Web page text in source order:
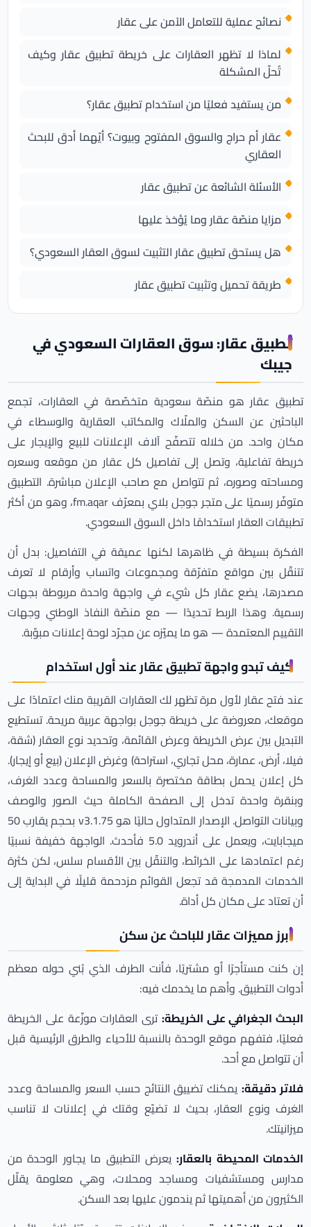
نصائح عملية للتعامل الآمن على عقار
لماذا لا تظهر العقارات على خريطة تطبيق عقار وكيف
تُحلّ المشكلة
من يستفيد فعليًا من استخدام تطبيق عقار؟
عقار أم حراج والسوق المفتوح وبيوت؟ أيّهما أدق للبحث
العقاري
الأسئلة الشائعة عن تطبيق عقار
مزايا منصّة عقار وما يُؤخذ عليها
هل يستحق تطبيق عقار التثبيت لسوق العقار السعودي؟
طريقة تحميل وتثبيت تطبيق عقار
تطبيق عقار: سوق العقارات السعودي في
جيبك
تطبيق عقار هو منصّة سعودية متخصّصة في العقارات، تجمع
الباحثين عن السكن والملّاك والمكاتب العقارية والوسطاء في
مكان واحد. من خلاله تتصفّح آلاف الإعلانات للبيع والإيجار على
خريطة تفاعلية، وتصل إلى تفاصيل كل عقار من موقعه وسعره
ومساحته وصوره، ثم تتواصل مع صاحب الإعلان مباشرة. التطبيق
متوفّر رسميًا على متجر جوجل بلاي بمعرّفfm.aqar، وهو من أكثر
تطبيقات العقار استخدامًا داخل السوق السعودي.
الفكرة بسيطة في ظاهرها لكنها عميقة في التفاصيل: بدل أن
تتنقّل بين مواقع متفرّقة ومجموعات واتساب وأرقام لا تعرف
مصدرها، يضع عقار كل شيء في واجهة واحدة مربوطة بجهات
رسمية. وهذا الربط تحديدًا — مع منصّة النفاذ الوطني وجهات
التقييم المعتمدة — هو ما يميّزه عن مجرّد لوحة إعلانات مبوّبة.
كيف تبدو واجهة تطبيق عقار عند أول استخدام
عند فتح عقار لأول مرة تظهر لك العقارات القريبة منك اعتمادًا على
موقعك، معروضة على خريطة جوجل بواجهة عربية مريحة. تستطيع
التبديل بين عرض الخريطة وعرض القائمة، وتحديد نوع العقار (شقة،
فيلا، أرض، عمارة، محل تجاري، استراحة) وغرض الإعلان (بيع أو إيجار).
كل إعلان يحمل بطاقة مختصرة بالسعر والمساحة وعدد الغرف،
وبنقرة واحدة تدخل إلى الصفحة الكاملة حيث الصور والوصف
وبيانات التواصل. الإصدار المتداول حاليًا هو v3.1.75 بحجم يقارب 50
ميجابايت، ويعمل على أندرويد 5.0 فأحدث. الواجهة خفيفة نسبيًا
رغم اعتمادها على الخرائط، والتنقّل بين الأقسام سلس، لكن كثرة
الخدمات المدمجة قد تجعل القوائم مزدحمة قليلًا في البداية إلى
أن تعتاد على مكان كل أداة.
أبرز مميزات عقار للباحث عن سكن
إن كنت مستأجرًا أو مشتريًا، فأنت الطرف الذي بُني حوله معظم
أدوات التطبيق. وأهم ما يخدمك فيه:
البحث الجغرافي على الخريطة: ترى العقارات موزّعة على الخريطة
فعليًا، فتفهم موقع الوحدة بالنسبة للأحياء والطرق الرئيسية قبل
أن تتواصل مع أحد.
فلاتر دقيقة:يمكنك تضييق النتائج حسب السعر والمساحة وعدد
الغرف ونوع العقار، بحيث لا تضيّع وقتك في إعلانات لا تناسب
ميزانيتك.
الخدمات المحيطة بالعقار:يعرض التطبيق ما يجاور الوحدة من
مدارس ومستشفيات ومساجد ومحلات، وهي معلومة يقلّل
الكثيرون من أهميتها ثم يندمون عليها بعد السكن.